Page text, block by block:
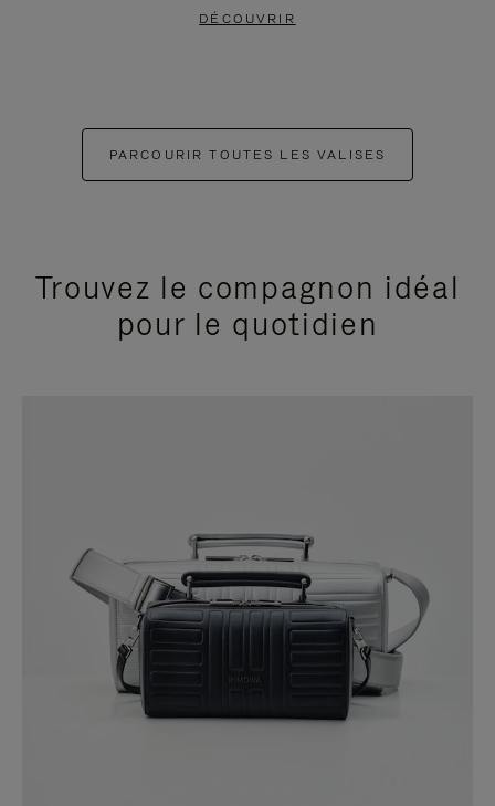
DÉCOUVRIR
PARCOURIR TOUTES LES VALISES
Trouvez le compagnon idéal
pour le quotidien